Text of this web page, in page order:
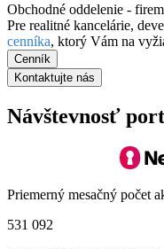
Obchodné oddelenie -
Pre realitné kancelárie,
cenníka, ktorý Vám na
Cenník
Kontaktujte nás
Návštevnosť
Priemerný mesačný počet
531 092